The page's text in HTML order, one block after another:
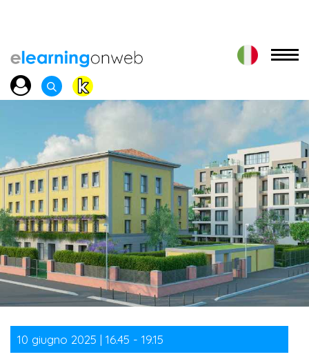
10 giugno 2025 | 16.45 - 19.15